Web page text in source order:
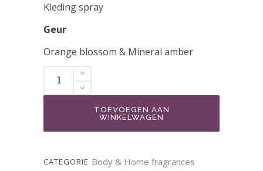
Kleding spray
Geur
Orange blossom & Mineral amber
TOEVOEGEN AAN
WINKELWAGEN
CATEGORIE Body & Home fragrances